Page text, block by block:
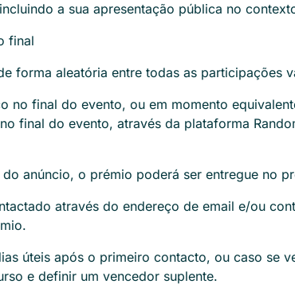
a sua apresentação pública no
final
forma aleatória entre todas as participações
no final do evento, ou em momento
final do evento, através da plataforma
anúncio, o prémio poderá ser entregue no
através do endereço de email e/ou
úteis após o primeiro contacto, ou caso se
e definir um vencedor suplente.